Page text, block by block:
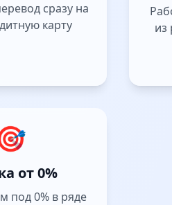
сразу на
карту
из
от 0%
под 0% в ряде